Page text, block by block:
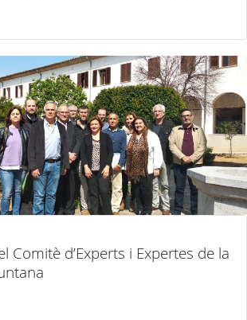
Comitè d’Experts i Expertes de la